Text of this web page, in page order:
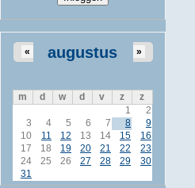
augustus
« »
m d w d v z
z
1
2
3
4 5 6 7 8
9
10
11 12 13 14 15
16
17
18 19 20 21 22
23
24
25 26 27 28 29
30
31